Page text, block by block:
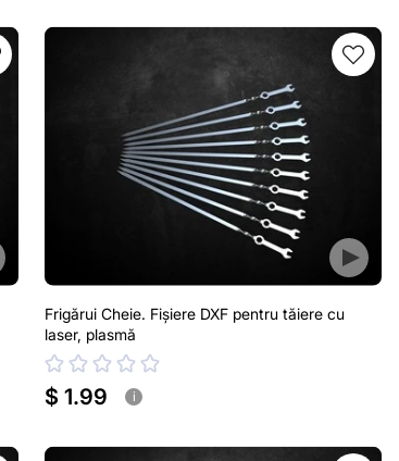
Frigărui Cheie. Fișiere DXF pentru tăiere cu
laser, plasmă
$ 1.99 i